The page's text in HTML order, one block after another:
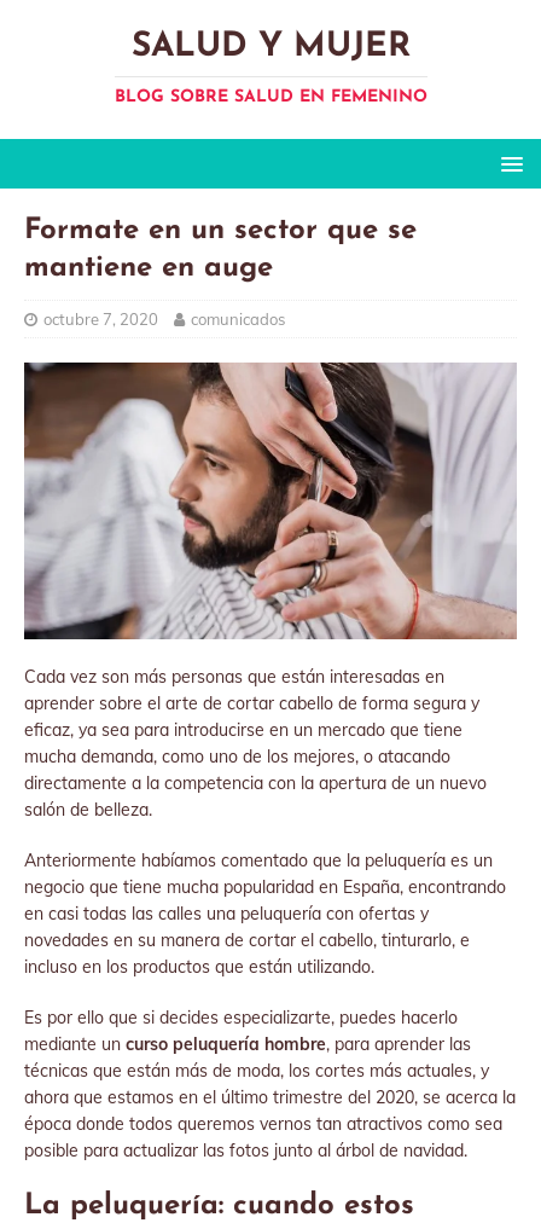
SALUD Y MUJER
BLOG SOBRE SALUD EN FEMENINO
Formate en un sector que se
mantiene en auge
octubre 7, 2020 comunicados
Cada vez son más personas que están interesadas en
aprender sobre el arte de cortar cabello de forma segura y
eficaz, ya sea para introducirse en un mercado que tiene
mucha demanda, como uno de los mejores, o atacando
directamente a la competencia con la apertura de un nuevo
salón de belleza.
Anteriormente habíamos comentado que la peluquería es un
negocio que tiene mucha popularidad en España, encontrando
en casi todas las calles una peluquería con ofertas y
novedades en su manera de cortar el cabello, tinturarlo, e
incluso en los productos que están utilizando.
Es por ello que si decides especializarte, puedes hacerlo
mediante un curso peluquería hombre, para aprender las
técnicas que están más de moda, los cortes más actuales, y
ahora que estamos en el último trimestre del 2020, se acerca la
época donde todos queremos vernos tan atractivos como sea
posible para actualizar las fotos junto al árbol de navidad.
La peluquería: cuando estos